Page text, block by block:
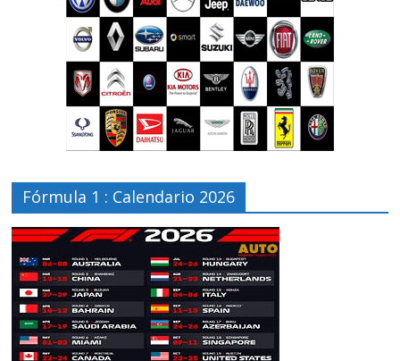
Fórmula 1 : Calendario 2026